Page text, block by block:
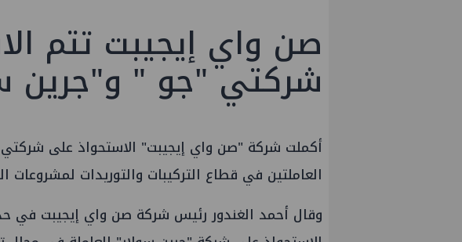
صن واي إيجيبت تتم
شركتي "جو " و"جرين
أكملت شركة "صن واي إيجيبت" الاستحواذ على
العاملتين في قطاع التركيبات والتوريدات
وقال أحمد الغندور رئيس شركة صن واي إيجيبت في